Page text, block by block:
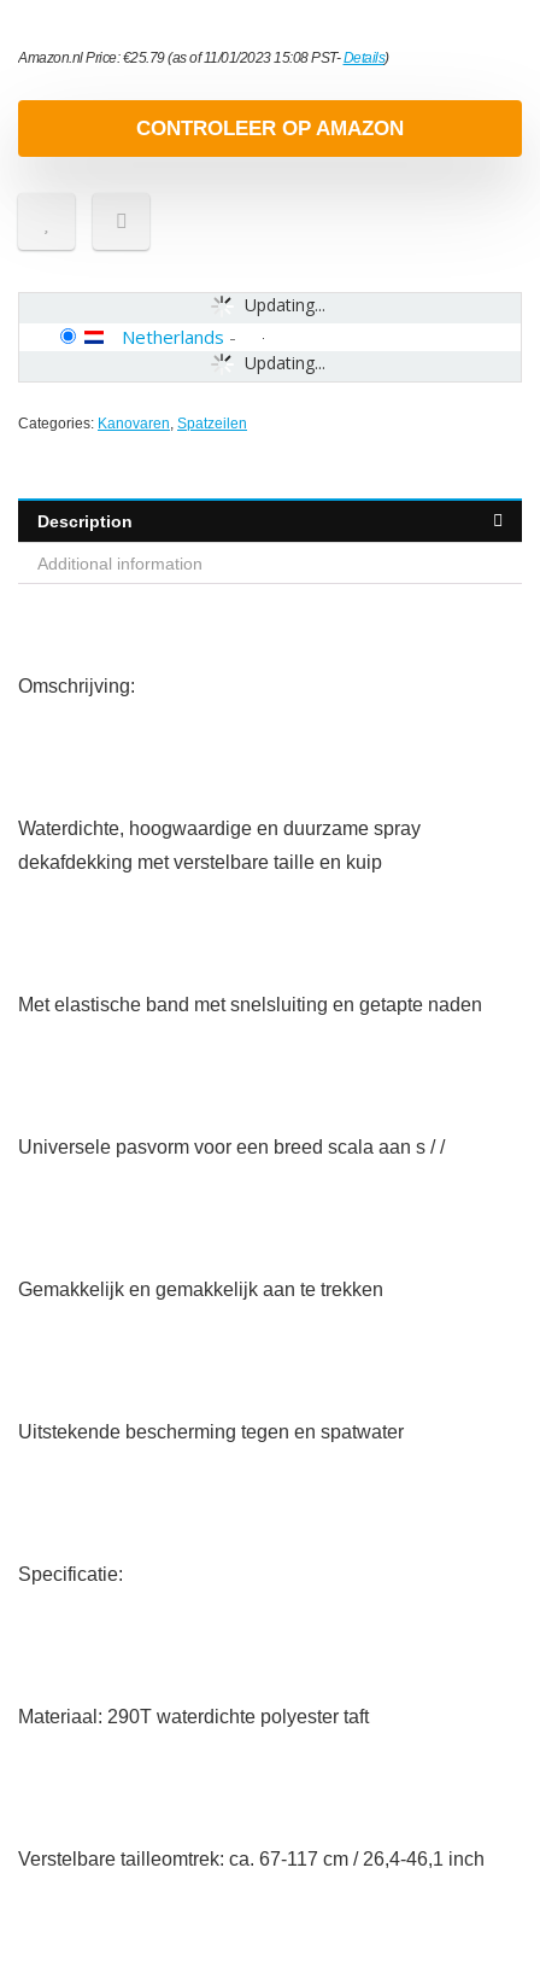
Amazon.nl Price:€25.79(as of 11/01/2023 15:08 PST-Details)
CONTROLEER OP AMAZON
Updating...
Updating...
Netherlands -
Categories: Kanovaren, Spatzeilen
Description
Additional information
Omschrijving:
Waterdichte, hoogwaardige en duurzame spray
dekafdekking met verstelbare taille en kuip
Met elastische band met snelsluiting en getapte naden
Universele pasvorm voor een breed scala aan s / /
Gemakkelijk en gemakkelijk aan te trekken
Uitstekende bescherming tegen en spatwater
Specificatie:
Materiaal: 290T waterdichte polyester taft
Verstelbare tailleomtrek: ca. 67-117 cm / 26,4-46,1 inch